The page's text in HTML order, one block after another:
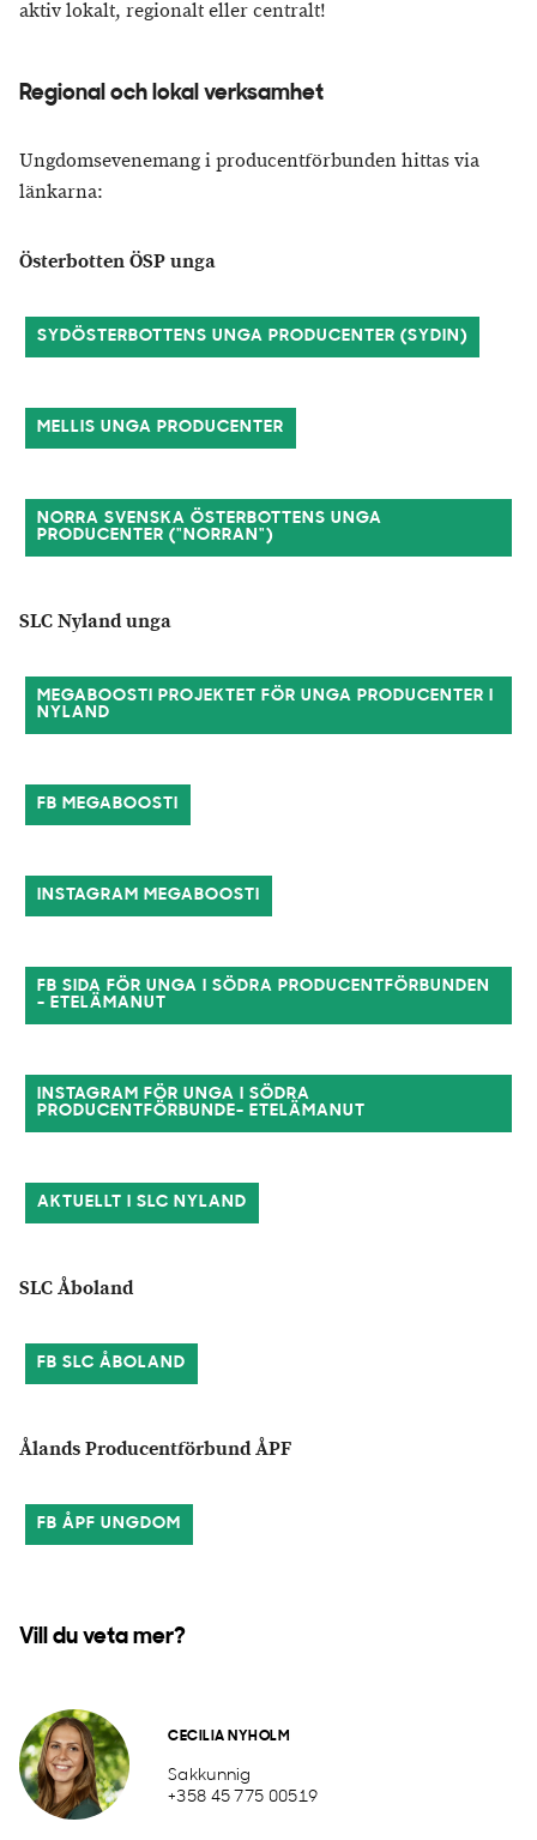
aktiv lokalt, regionalt eller centralt!
Regional och lokal verksamhet
Ungdomsevenemang i producentförbunden hittas via
länkarna:
Österbotten ÖSP unga
SYDÖSTERBOTTENS UNGA PRODUCENTER (SYDIN)
MELLIS UNGA PRODUCENTER
NORRA SVENSKA ÖSTERBOTTENS UNGA
PRODUCENTER ("NORRAN")
SLC Nyland unga
MEGABOOSTI PROJEKTET FÖR UNGA PRODUCENTER I
NYLAND
FB MEGABOOSTI
INSTAGRAM MEGABOOSTI
FB SIDA FÖR UNGA I SÖDRA PRODUCENTFÖRBUNDEN
- ETELÄMANUT
INSTAGRAM FÖR UNGA I SÖDRA
PRODUCENTFÖRBUNDE- ETELÄMANUT
AKTUELLT I SLC NYLAND
SLC Åboland
FB SLC ÅBOLAND
Ålands Producentförbund ÅPF
FB ÅPF UNGDOM
Vill du veta mer?
CECILIA NYHOLM
Sakkunnig
+358 45 775 00519